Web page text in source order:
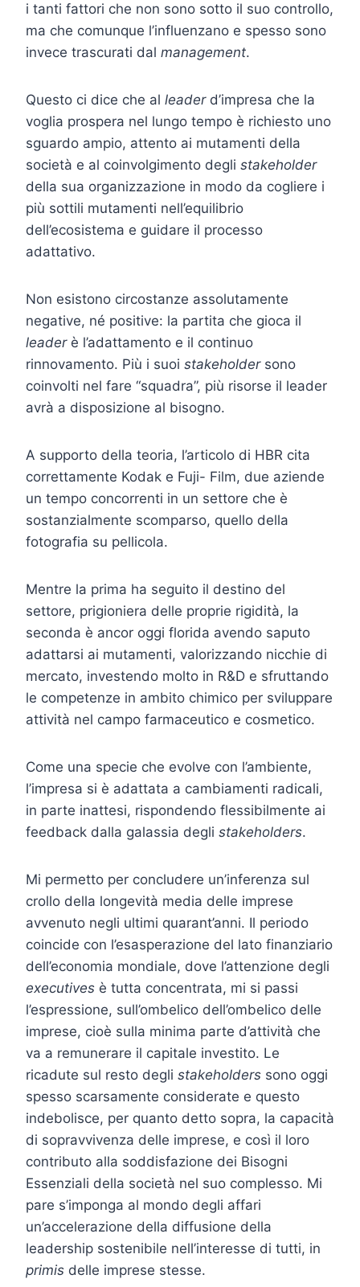
i tanti fattori che non sono sotto il suo controllo,
ma che comunque l’influenzano e spesso sono
invece trascurati dal management.
Questo ci dice che al leaderd’impresa che la
voglia prospera nel lungo tempo è richiesto uno
sguardo ampio, attento ai mutamenti della
società e al coinvolgimento degli stakeholder
della sua organizzazione in modo da cogliere i
più sottili mutamenti nell’equilibrio
dell’ecosistema e guidare il processo
adattativo.
Non esistono circostanze assolutamente
negative, né positive: la partita che gioca il
leaderè l’adattamento e il continuo
rinnovamento. Più i suoi stakeholdersono
coinvolti nel fare “squadra”, più risorse il leader
avrà a disposizione al bisogno.
A supporto della teoria, l’articolo di HBR cita
correttamente Kodak e Fuji- Film, due aziende
un tempo concorrenti in un settore che è
sostanzialmente scomparso, quello della
fotografia su pellicola.
Mentre la prima ha seguito il destino del
settore, prigioniera delle proprie rigidità, la
seconda è ancor oggi florida avendo saputo
adattarsi ai mutamenti, valorizzando nicchie di
mercato, investendo molto in R&D e sfruttando
le competenze in ambito chimico per sviluppare
attività nel campo farmaceutico e cosmetico.
Come una specie che evolve con l’ambiente,
l’impresa si è adattata a cambiamenti radicali,
in parte inattesi, rispondendo flessibilmente ai
feedback dalla galassia degli stakeholders.
Mi permetto per concludere un’inferenza sul
crollo della longevità media delle imprese
avvenuto negli ultimi quarant’anni. Il periodo
coincide con l’esasperazione del lato finanziario
dell’economia mondiale, dove l’attenzione degli
executives è tutta concentrata, mi si passi
l’espressione, sull’ombelico dell’ombelico delle
imprese, cioè sulla minima parte d’attività che
va a remunerare il capitale investito. Le
ricadute sul resto degli stakeholders sono oggi
spesso scarsamente considerate e questo
indebolisce, per quanto detto sopra, la capacità
di sopravvivenza delle imprese, e così il loro
contributo alla soddisfazione dei Bisogni
Essenziali della società nel suo complesso. Mi
pare s’imponga al mondo degli affari
un’accelerazione della diffusione della
leadership sostenibile nell’interesse di tutti, in
primis delle imprese stesse.